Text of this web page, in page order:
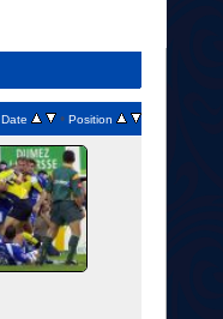
Date • Position